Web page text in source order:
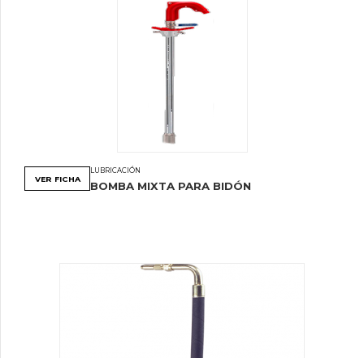
LUBRICACIÓN
BOMBA MIXTA PARA BIDÓN
VER FICHA